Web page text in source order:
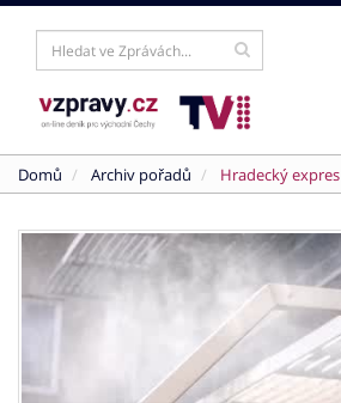
Domů Archiv pořadů Hradecký expres